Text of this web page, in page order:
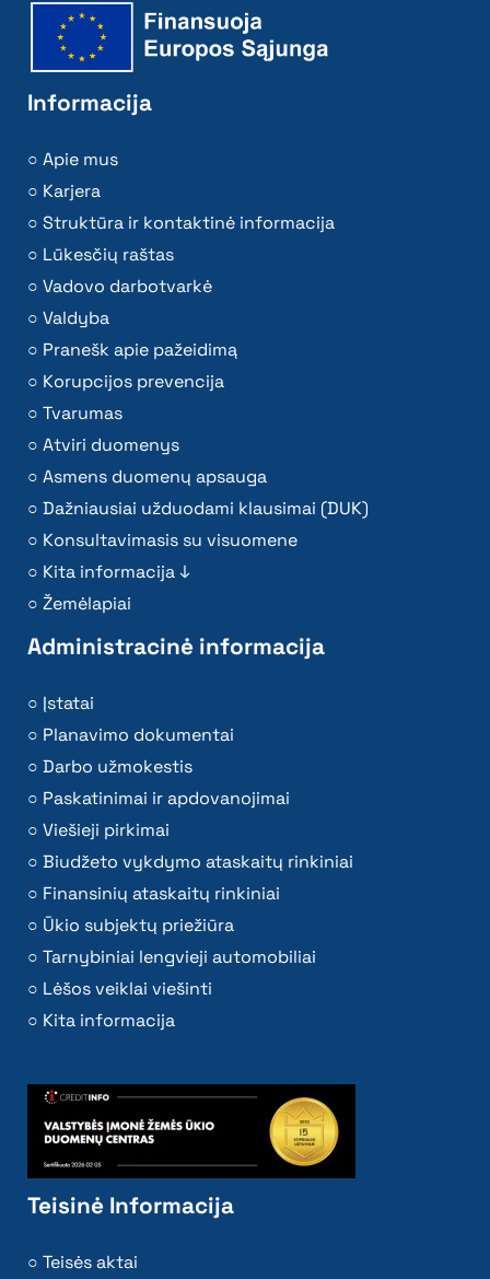
Informacija
Apie mus
Karjera
Struktūra ir kontaktinė informacija
Lūkesčių raštas
Vadovo darbotvarkė
Valdyba
Pranešk apie pažeidimą
Korupcijos prevencija
Tvarumas
Atviri duomenys
Asmens duomenų apsauga
Dažniausiai užduodami klausimai (DUK)
Konsultavimasis su visuomene
Kita informacija ↓
Žemėlapiai
Administracinė informacija
Įstatai
Planavimo dokumentai
Darbo užmokestis
Paskatinimai ir apdovanojimai
Viešieji pirkimai
Biudžeto vykdymo ataskaitų rinkiniai
Finansinių ataskaitų rinkiniai
Ūkio subjektų priežiūra
Tarnybiniai lengvieji automobiliai
Lėšos veiklai viešinti
Kita informacija
Teisinė Informacija
Teisės aktai